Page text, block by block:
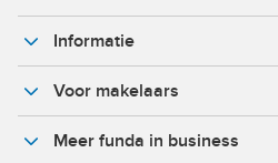
Informatie
Voor makelaars
Meer funda in business